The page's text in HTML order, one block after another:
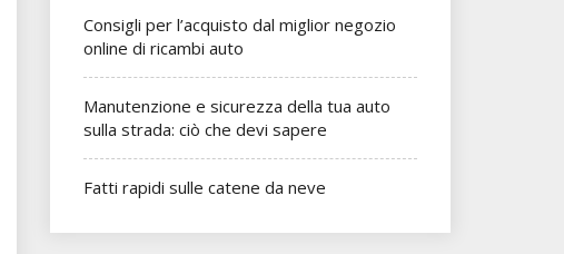
Consigli per l’acquisto dal miglior negozio
online di ricambi auto
Manutenzione e sicurezza della tua auto
sulla strada: ciò che devi sapere
Fatti rapidi sulle catene da neve